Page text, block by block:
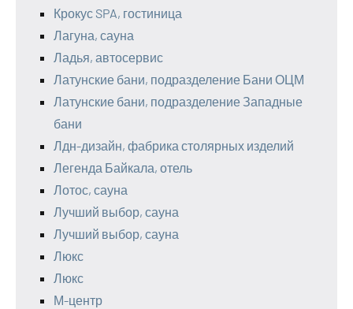
Крокус SPA, гостиница
Лагуна, сауна
Ладья, автосервис
Латунские бани, подразделение Бани ОЦМ
Латунские бани, подразделение Западные
бани
Лдн-дизайн, фабрика столярных изделий
Легенда Байкала, отель
Лотос, сауна
Лучший выбор, сауна
Лучший выбор, сауна
Люкс
Люкс
М-центр